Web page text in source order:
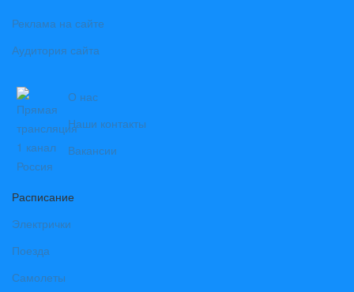
Реклама на сайте
Аудитория сайта
О нас
Наши контакты
Вакансии
Расписание
Электрички
Поезда
Самолеты